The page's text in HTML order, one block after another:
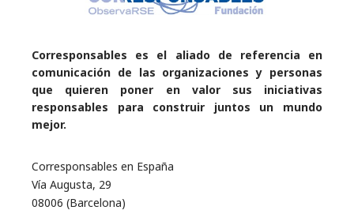
Corresponsables es el aliado de referencia en
comunicación de las organizaciones y personas
que quieren poner en valor sus iniciativas
responsables para construir juntos un mundo
mejor.
Corresponsables en España
Vía Augusta, 29
08006 (Barcelona)